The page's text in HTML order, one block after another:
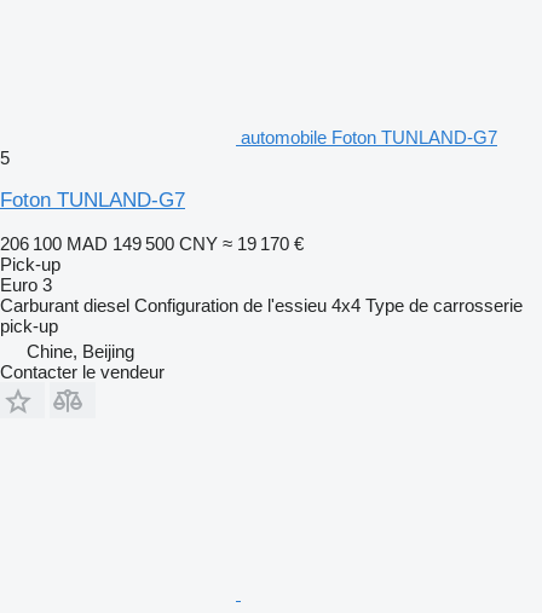
automobile Foton TUNLAND-G7
5
Foton TUNLAND-G7
206 100 MAD 149 500 CNY ≈ 19 170 €
Pick-up
Euro 3
Carburant diesel Configuration de l'essieu 4x4 Type de carrosserie
pick-up
Chine, Beijing
Contacter le vendeur